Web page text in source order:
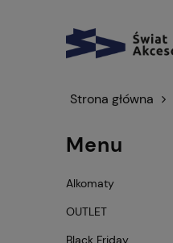
Strona główna
Menu
Alkomaty
OUTLET
Black Friday